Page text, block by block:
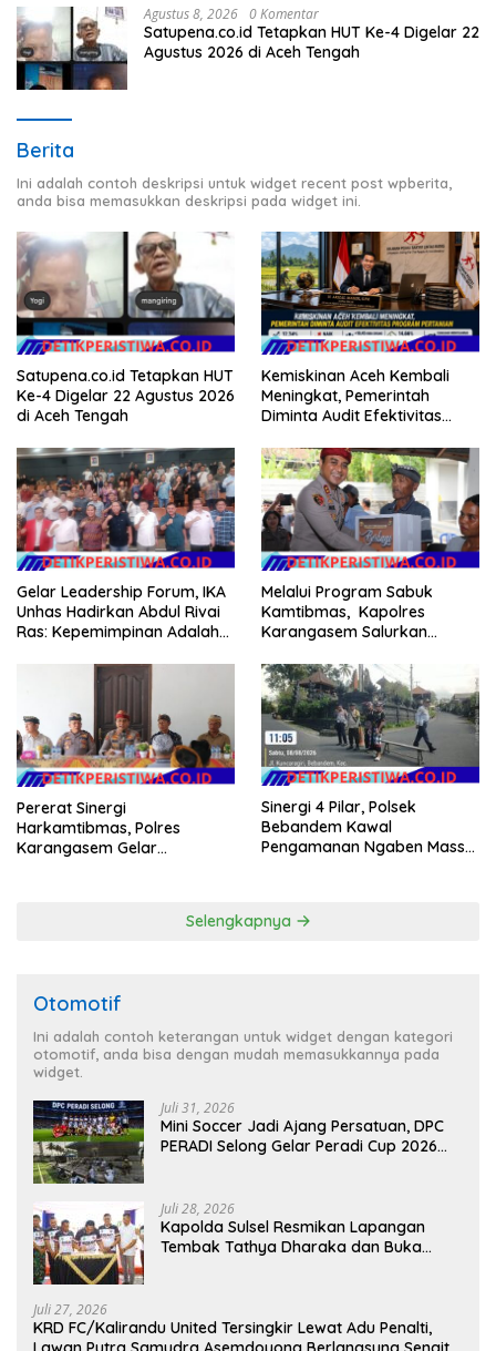
Agustus 8, 2026 0 Komentar
Satupena.co.id Tetapkan HUT Ke-4 Digelar 22
Agustus 2026 di Aceh Tengah
Berita
Ini adalah contoh deskripsi untuk widget recent post wpberita,
anda bisa memasukkan deskripsi pada widget ini.
Satupena.co.id Tetapkan HUT
Ke-4 Digelar 22 Agustus 2026
di Aceh Tengah
Kemiskinan Aceh Kembali
Meningkat, Pemerintah
Diminta Audit Efektivitas
Gelar Leadership Forum, IKA
Unhas Hadirkan Abdul Rivai
Ras: Kepemimpinan Adalah
Melalui Program Sabuk
Kamtibmas, Kapolres
Karangasem Salurkan
Warga Kurang Mampu
Pererat Sinergi
Harkamtibmas, Polres
Karangasem Gelar
Sinergi 4 Pilar, Polsek
Bebandem Kawal
Pengamanan Ngaben Massal
Selengkapnya
Otomotif
Ini adalah contoh keterangan untuk widget dengan kategori
otomotif, anda bisa dengan mudah memasukkannya pada
widget.
Juli 31, 2026
Mini Soccer Jadi Ajang Persatuan, DPC
PERADI Selong Gelar Peradi Cup 2026
Juli 28, 2026
Kapolda Sulsel Resmikan Lapangan
Tembak Tathya Dharaka dan Buka
Juli 27, 2026
KRD FC/Kalirandu United Tersingkir Lewat Adu Penalti,